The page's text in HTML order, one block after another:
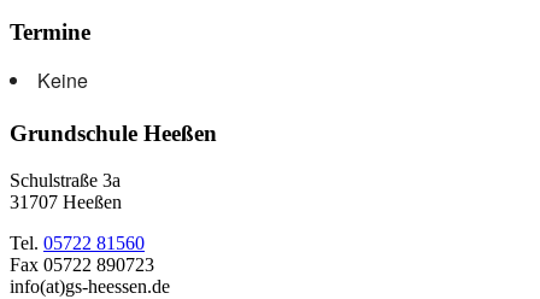
Termine
Keine
Grundschule Heeßen
Schulstraße 3a
31707 Heeßen
Tel. 05722 81560
Fax 05722 890723
info(at)gs-heessen.de